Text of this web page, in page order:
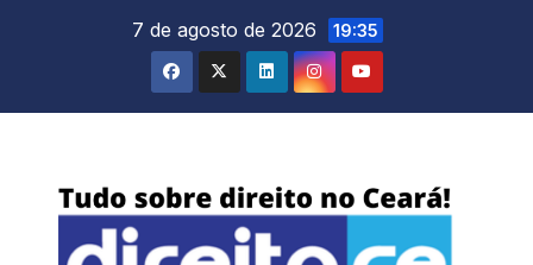
7 de agosto de 2026 19:35